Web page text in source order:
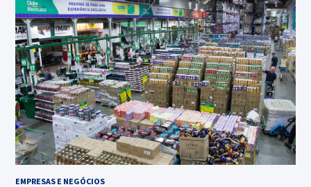
EMPRESAS E NEGÓCIOS